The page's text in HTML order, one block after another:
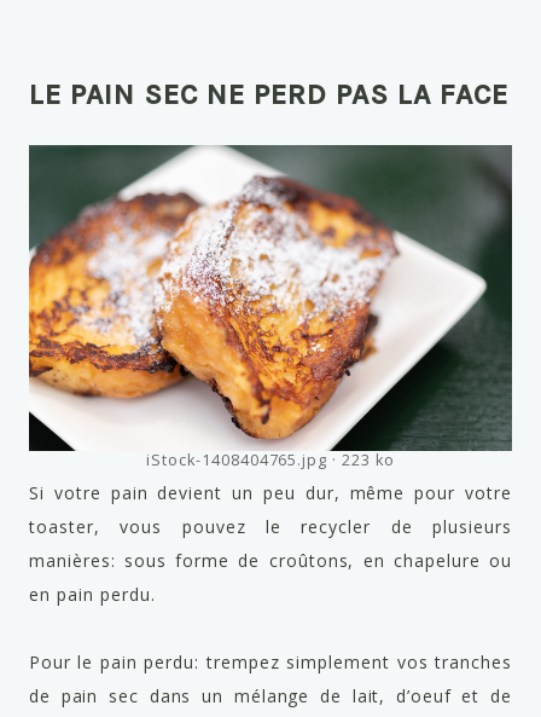
LE PAIN SEC NE PERD PAS LA FACE
iStock-1408404765.jpg 223 ko
Si votre pain devient un peu dur, même pour votre
toaster, vous pouvez le recycler de plusieurs
manières: sous forme de croûtons, en chapelure ou
en pain perdu.
Pour le pain perdu: trempez simplement vos tranches
de pain sec dans un mélange de lait, d’oeuf et de